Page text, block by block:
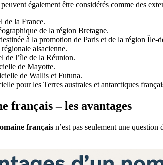
peuvent également être considérés comme des
de la France.
de la région Bretagne.
à la promotion de Paris et de la région Île-
alsacienne.
de l’île de la Réunion.
de Mayotte.
de Wallis et Futuna.
pour les Terres australes et antarctiques
français – les avantages
français n’est pas seulement une question